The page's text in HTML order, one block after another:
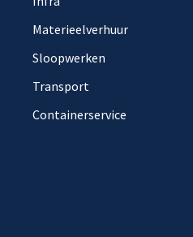
Materieelverhuur
Sloopwerken
Transport
Containerservice